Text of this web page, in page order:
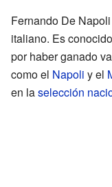
Fernando De
italiano. Es
por haber ganado
como el Napoli y el
en laselección